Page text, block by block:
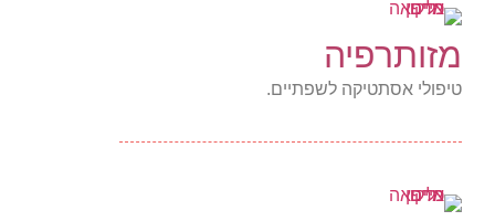
מזותרפיה
טיפולי אסתטיקה לשפתיים.